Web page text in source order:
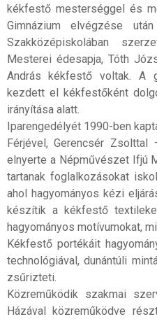
kékfestő mesterséggel és
Gimnázium elvégzése
Szakközépiskolában
Mesterei édesapja, Tóth
András kékfestő voltak. A
kezdett el kékfestőként
irányítása alatt.
Iparengedélyét 1990-ben
Férjével, Gerencsér
elnyerte a Népművészet Ifjú
tartanak foglalkozásokat
ahol hagyományos kézi
készítik a kékfestő
hagyományos motívumokat,
Kékfestő portékáit
technológiával, dunántúli
zsűrizteti.
Közreműködik szakmai
Házával közreműködve